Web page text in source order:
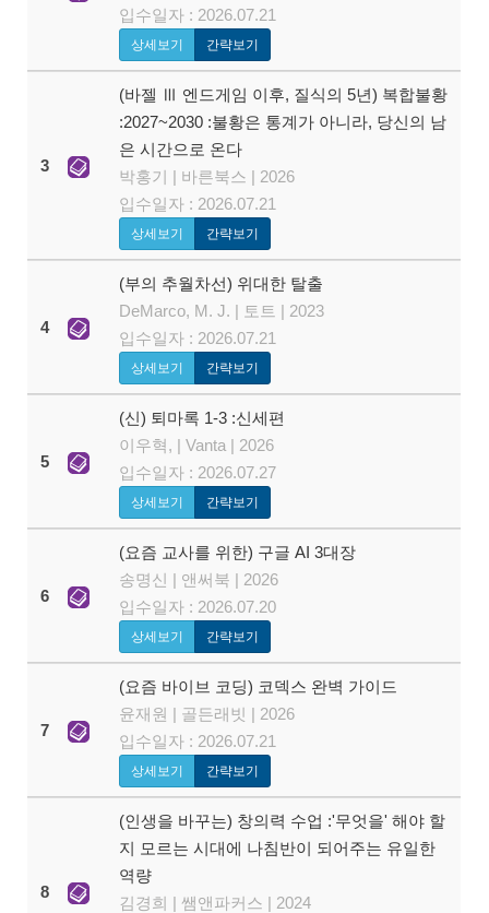
입수일자 : 2026.07.21
상세보기 간략보기
3
(바젤 Ⅲ 엔드게임 이후, 질식의 5년) 복합불황
:2027~2030 :불황은 통계가 아니라, 당신의 남
은 시간으로 온다
박홍기 | 바른북스 | 2026
입수일자 : 2026.07.21
상세보기 간략보기
4
(부의 추월차선) 위대한 탈출
DeMarco, M. J. | 토트 | 2023
입수일자 : 2026.07.21
상세보기 간략보기
5
(신) 퇴마록 1-3 :신세편
이우혁, | Vanta | 2026
입수일자 : 2026.07.27
상세보기 간략보기
6
(요즘 교사를 위한) 구글 AI 3대장
송명신 | 앤써북 | 2026
입수일자 : 2026.07.20
상세보기 간략보기
7
(요즘 바이브 코딩) 코덱스 완벽 가이드
윤재원 | 골든래빗 | 2026
입수일자 : 2026.07.21
상세보기 간략보기
8
(인생을 바꾸는) 창의력 수업 :'무엇을' 해야 할
지 모르는 시대에 나침반이 되어주는 유일한
역량
김경희 | 쌤앤파커스 | 2024